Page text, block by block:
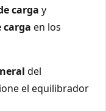
carga y
carga en los
del
el equilibrador